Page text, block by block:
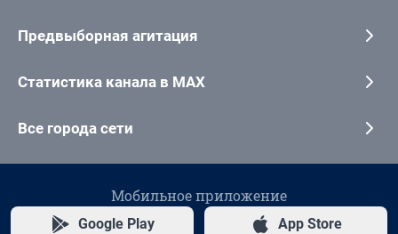
Предвыборная агитация
Статистика канала в MAX
Все города сети
Мобильное приложение
Google Play App Store